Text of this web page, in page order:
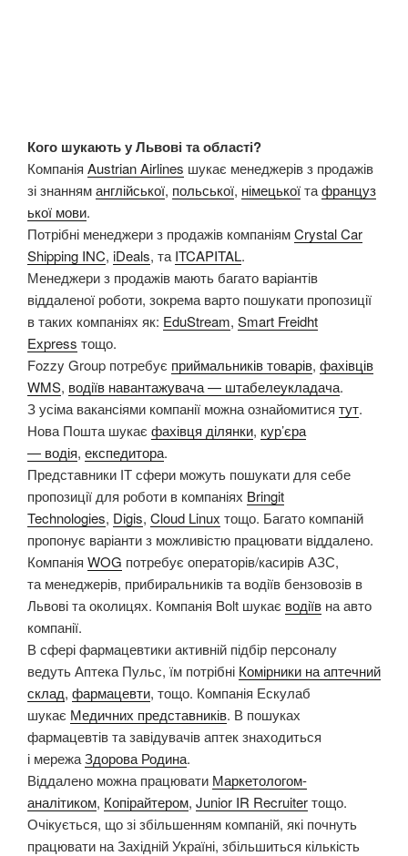
Кого шукають у Львові та області?
Компанія AustrianAirlines шукає менеджерів з продажів
зі знанняманглійської, польської, німецькоїтафранцуз
ької мови.
Потрібні менеджери з продажів компаніямCrystalCar
Shipping INC, iDeals, та ITCAPITAL.
Менеджери з продажів мають багато варіантів
віддаленої роботи, зокрема варто пошукати пропозиції
в таких компаніях як: EduStream, Smart Freidht
Express тощо.
Fozzy Group потребує приймальників товарів, фахівців
WMS, водіїв навантажувача — штабелеукладача.
З усіма вакансіями компанії можна ознайомитися тут.
Нова Пошта шукає фахівця ділянки, кур’єра
— водія, експедитора.
Представники ІТ сфери можуть пошукати для себе
пропозиції для роботи в компаніях Bringit
Technologies, Digis, Cloud Linux тощо. Багато компаній
пропонує варіанти з можливістю працювати віддалено.
Компанія WOG потребує операторів/касирів АЗС,
та менеджерів, прибиральників та водіїв бензовозів в
Львові та околицях. Компанія Bolt шукає водіїв на авто
компанії.
В сфері фармацевтики активній підбір персоналу
ведуть Аптека Пульс, їм потрібні Комірники на аптечний
склад, фармацевти, тощо. Компанія Ескулаб
шукає Медичних представників. В пошуках
фармацевтів та завідувачів аптек знаходиться
і мережаЗдорова Родина.
Віддалено можна працювати Маркетологом-
аналітиком, Копірайтером, Junior IR Recruiterтощо.
Очікується, що зі збільшенням компаній, які почнуть
працювати на Західній Україні, збільшиться кількість